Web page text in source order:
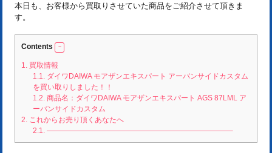
本日も、お客様から買取りさせていた商品をご紹介させて頂きま
す。
Contents
1. 買取情報
1.1.ダイワDAIWA モアザンエキスパート アーバンサイドカスタム
を買い取りしました！！
1.2.商品名：ダイワDAIWA モアザンエキスパート AGS 87LML ア
ーバンサイドカスタム
2. これからお売り頂くあなたへ
2.1.—————————————————————————–